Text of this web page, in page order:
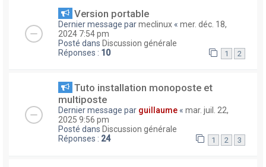
Version portable
Dernier message parmeclinux « mer. déc. 18,
2024 7:54 pm
Posté dans Discussion générale
Réponses : 10 1 2
Tuto installation monoposte et
multiposte
Dernier message par guillaume « mar. juil. 22,
2025 9:56 pm
Posté dans Discussion générale
Réponses : 24 1 2 3